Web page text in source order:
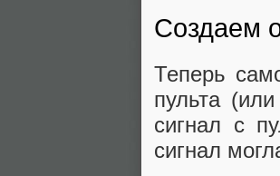
Создаем
Теперь
пульта
сигнал с
сигнал